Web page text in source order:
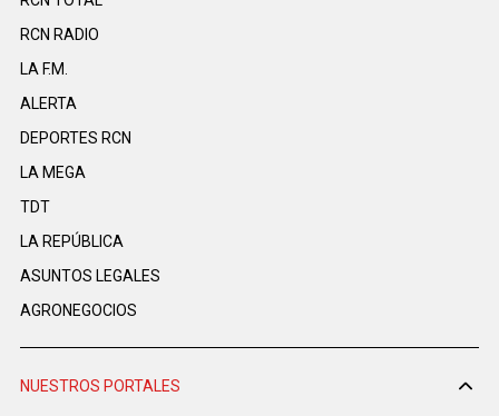
RCN RADIO
LA F.M.
ALERTA
DEPORTES RCN
LA MEGA
TDT
LA REPÚBLICA
ASUNTOS LEGALES
AGRONEGOCIOS
NUESTROS PORTALES